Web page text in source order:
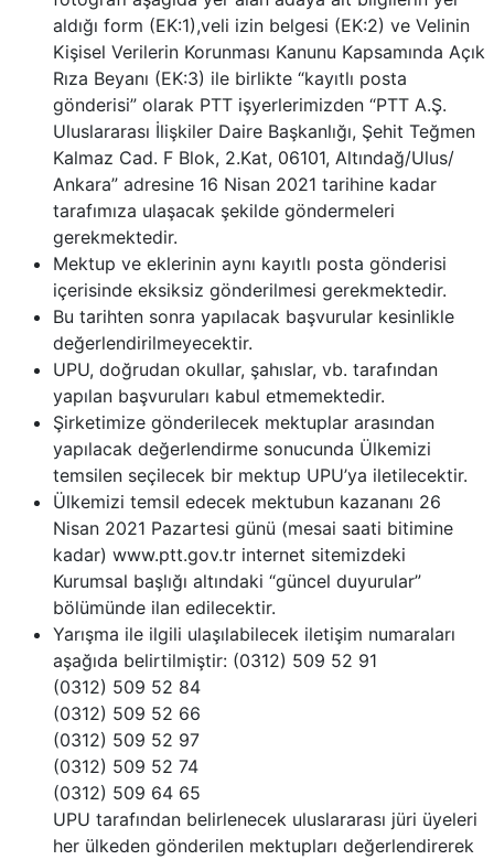
aldığı form (EK:1),veli izin belgesi (EK:2) ve Velinin
Kişisel Verilerin Korunması Kanunu Kapsamında Açık
Rıza Beyanı (EK:3) ile birlikte “kayıtlı posta
gönderisi” olarak PTT işyerlerimizden “PTT A.Ş.
Uluslararası İlişkiler Daire Başkanlığı, Şehit Teğmen
Kalmaz Cad. F Blok, 2.Kat, 06101, Altındağ/Ulus/
Ankara” adresine 16 Nisan 2021 tarihine kadar
tarafımıza ulaşacak şekilde göndermeleri
gerekmektedir.
Mektup ve eklerinin aynı kayıtlı posta gönderisi
içerisinde eksiksiz gönderilmesi gerekmektedir.
Bu tarihten sonra yapılacak başvurular kesinlikle
değerlendirilmeyecektir.
UPU, doğrudan okullar, şahıslar, vb. tarafından
yapılan başvuruları kabul etmemektedir.
Şirketimize gönderilecek mektuplar arasından
yapılacak değerlendirme sonucunda Ülkemizi
temsilen seçilecek bir mektup UPU’ya iletilecektir.
Ülkemizi temsil edecek mektubun kazananı 26
Nisan 2021 Pazartesi günü (mesai saati bitimine
kadar) www.ptt.gov.tr internet sitemizdeki
Kurumsal başlığı altındaki “güncel duyurular”
bölümünde ilan edilecektir.
Yarışma ile ilgili ulaşılabilecek iletişim numaraları
aşağıda belirtilmiştir: (0312) 509 52 91
(0312) 509 52 84
(0312) 509 52 66
(0312) 509 52 97
(0312) 509 52 74
(0312) 509 64 65
UPU tarafından belirlenecek uluslararası jüri üyeleri
her ülkeden gönderilen mektupları değerlendirerek